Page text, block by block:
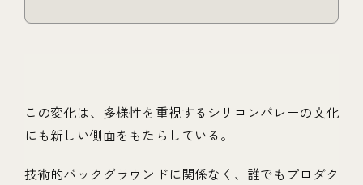
この変化は、多様性を重視するシリコンバレーの文化
にも新しい側面をもたらしている。
技術的バックグラウンドに関係なく、誰でもプロダク